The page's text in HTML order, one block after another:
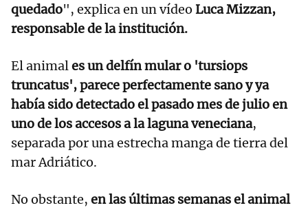
quedado", explica en un vídeo Luca Mizzan,
responsable de la institución.
El animales un delfín mular o 'tursiops
truncatus', parece perfectamente sano y ya
había sido detectado el pasado mes de julio en
uno de los accesos a la laguna veneciana,
separada por una estrecha manga de tierra del
mar Adriático.
No obstante, en las últimas semanas el animal